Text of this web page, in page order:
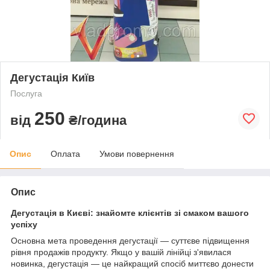
Дегустація Київ
Послуга
від 250 ₴/година
Опис Оплата Умови повернення
Опис
Дегустація в Києві: знайомте клієнтів зі смаком вашого
успіху
Основна мета проведення дегустації — суттєве підвищення
рівня продажів продукту. Якщо у вашій лінійці з'явилася
новинка, дегустація — це найкращий спосіб миттєво донести